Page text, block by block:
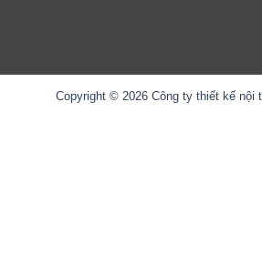
Copyright © 2026 Công ty thiết kế nội